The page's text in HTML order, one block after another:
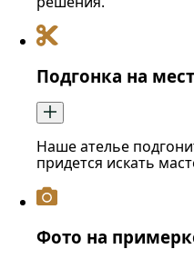
Подгонка на
Наше ателье
придется искать
Фото на